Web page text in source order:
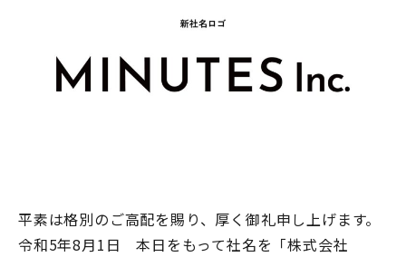
平素は格別のご高配を賜り、厚く御礼申し上げます。
令和5年8月1日 本日をもって社名を「株式会社